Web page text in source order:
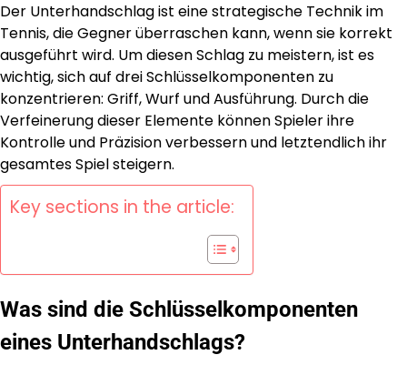
Der Unterhandschlag ist eine strategische Technik im
Tennis, die Gegner überraschen kann, wenn sie korrekt
ausgeführt wird. Um diesen Schlag zu meistern, ist es
wichtig, sich auf drei Schlüsselkomponenten zu
konzentrieren: Griff, Wurf und Ausführung. Durch die
Verfeinerung dieser Elemente können Spieler ihre
Kontrolle und Präzision verbessern und letztendlich ihr
gesamtes Spiel steigern.
Key sections in the article:
Was sind die Schlüsselkomponenten
eines Unterhandschlags?